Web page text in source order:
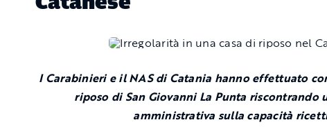
ICarabinierie il NAS diCatania hanno effettuato
riposo diSan Giovanni La Punta riscontrando
amministrativa sulla capacità